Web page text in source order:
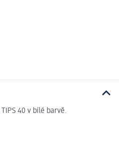
40 v bílé barvě.